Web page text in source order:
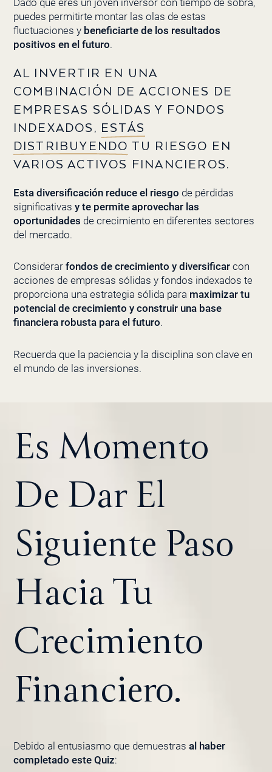
puedes permitirte montar las olas de estas
fluctuaciones y beneficiarte de los resultados
positivos en el futuro.
AL INVERTIR EN UNA
COMBINACIÓN DE ACCIONES DE
EMPRESAS SÓLIDAS Y FONDOS
INDEXADOS, ESTÁS
DISTRIBUYENDO TU RIESGO EN
VARIOS ACTIVOS FINANCIEROS.
Esta diversificación reduce el riesgo de pérdidas
significativas y te permite aprovechar las
oportunidades de crecimiento en diferentes sectores
del mercado.
Considerar fondos de crecimiento y diversificarcon
acciones de empresas sólidas y fondos indexados te
proporciona una estrategia sólida para maximizar tu
potencial de crecimiento y construir una base
financiera robusta para el futuro.
Recuerda que la paciencia y la disciplina son clave en
el mundo de las inversiones.
Es Momento
De Dar El
Siguiente Paso
Hacia Tu
Crecimiento
Financiero.
Debido al entusiasmo que demuestras al haber
completado este Quiz: